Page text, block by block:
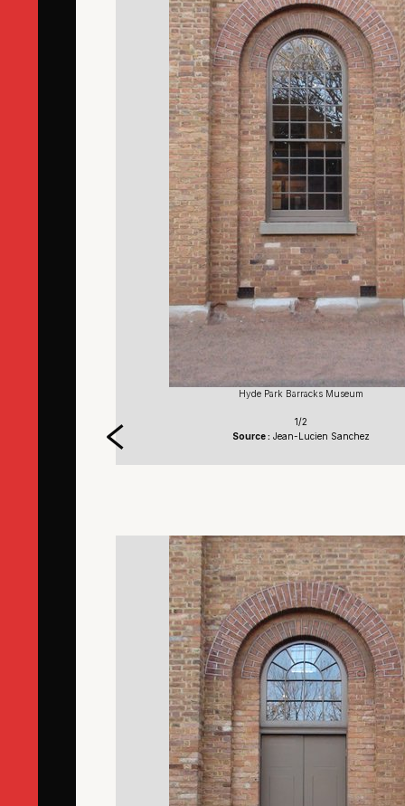
Hyde Park Barracks Museum
1/2
Source : Jean-Lucien Sanchez